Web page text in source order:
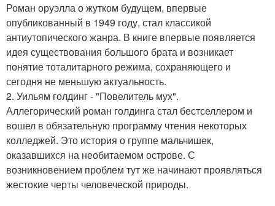
Роман оруэлла о жутком будущем, впервые
опубликованный в 1949 году, стал классикой
антиутопического жанра. В книге впервые появляется
идея существования большого брата и возникает
понятие тоталитарного режима, сохраняющего и
сегодня не меньшую актуальность.
2. Уильям голдинг - "Повелитель мух".
Аллегорический роман голдинга стал бестселлером и
вошел в обязательную программу чтения некоторых
колледжей. Это история о группе мальчишек,
оказавшихся на необитаемом острове. С
возникновением проблем тут же начинают проявляться
жестокие черты человеческой природы.